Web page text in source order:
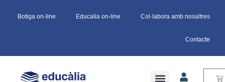
Botiga on-line Educalia on-line Col·labora amb nosaltres
Contacte